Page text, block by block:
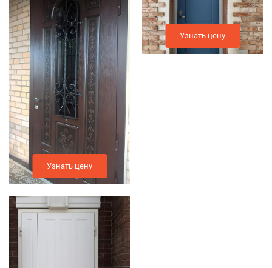
Узнать цену
Узнать цену